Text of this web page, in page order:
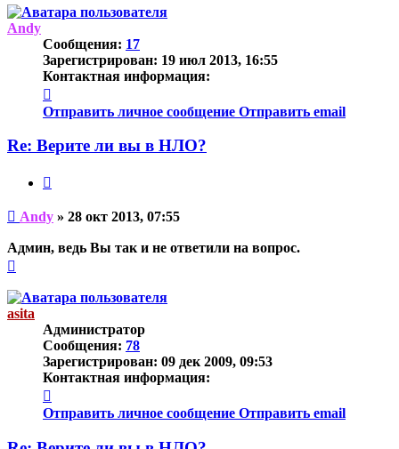
началу
Andy
Сообщения: 17
Зарегистрирован: 19 июл 2013, 16:55
Контактная информация:
информация
пользователя
Отправить личное сообщение Отправить email
Re: Верите ли вы в НЛО?
Непрочитанное
сообщение
Andy » 28 окт 2013, 07:55
Админ, ведь Вы так и не ответили на вопрос.
началу
asita
Администратор
Сообщения: 78
Зарегистрирован: 09 дек 2009, 09:53
Контактная информация:
информация
пользователя
Отправить личное сообщение Отправить email